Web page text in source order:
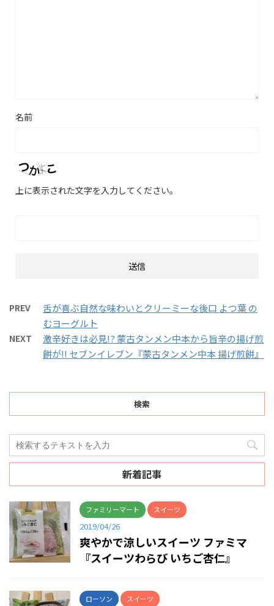
名前
上に表示された文字を入力してください。
PREV
舌が喜ぶ自然な味わいとクリーミーな後口 よつ葉 の
むヨーグルト
NEXT
激辛好きは必見!? 蒙古タンメン中本から旨辛の揚げ煎
餅が!! セブンイレブン『蒙古タンメン中本 揚げ煎餅』
検索
新着記事
ファミリーマート スイーツ
2019/04/26
爽やかで涼しいスイーツ ファミマ
『スイーツわらび いちご杏仁』
ローソン スイーツ